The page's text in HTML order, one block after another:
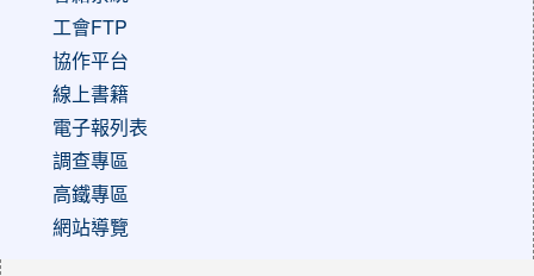
工會FTP
協作平台
線上書籍
電子報列表
調查專區
高鐵專區
網站導覽